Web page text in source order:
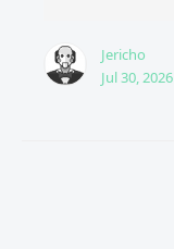
Jericho
Jul 30, 2026